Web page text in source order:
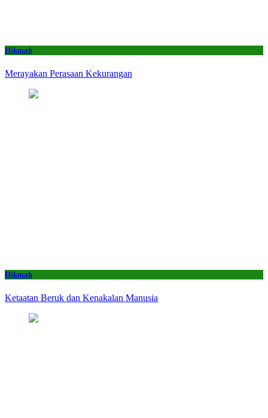
Hikmah
Merayakan Perasaan Kekurangan
Hikmah
Ketaatan Beruk dan Kenakalan Manusia